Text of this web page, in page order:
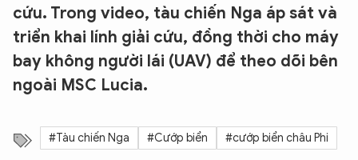
cứu. Trong video, tàu chiến Nga áp sát và
triển khai lính giải cứu, đồng thời cho máy
bay không người lái (UAV) để theo dõi bên
ngoài MSC Lucia.
#Tàu chiến Nga #Cướp biển #cướp biển châu Phi